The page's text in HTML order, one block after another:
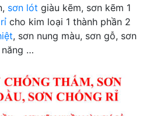
sơn lót giàu kẽm, sơn kẽm 1
cho kim loại 1 thành phần 2
, sơn nung màu, sơn gỗ, sơn
…